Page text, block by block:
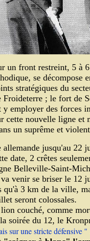
un front restreint, 5 à
se décompose
stratégiques du
; le fort de
y employer des forces
cette nouvelle ligne
un suprême et
allemande jusqu'au
date, 2 crêtes
Belleville-Saint-
venir se briser le
3 km de la ville,
seront colossales.
couché, comme
soirée du 12, le
sur une stricte défensive "